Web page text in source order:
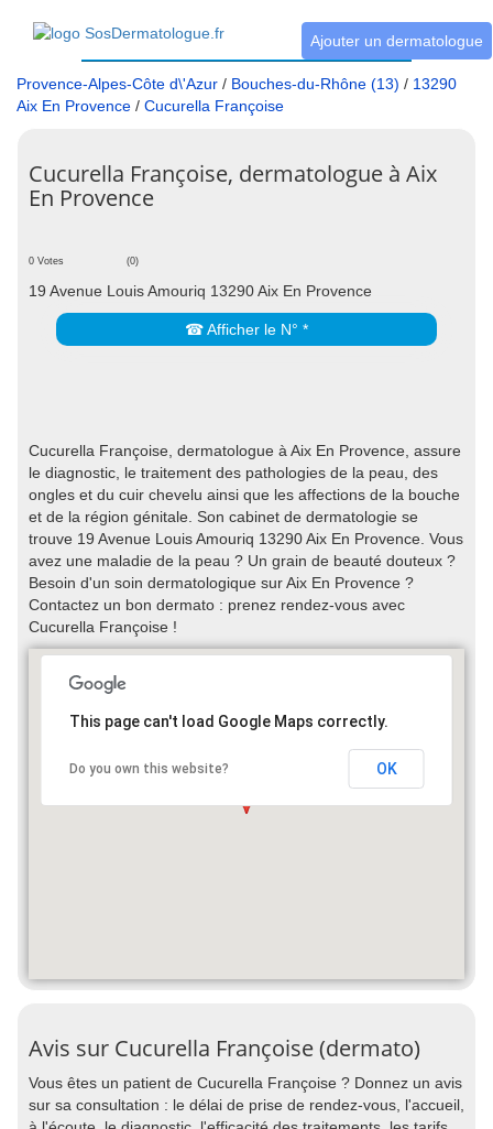
Ajouter un dermatologue
Provence-Alpes-Côte d\'Azur / Bouches-du-Rhône (13) / 13290
Aix En Provence / Cucurella Françoise
Cucurella Françoise, dermatologue à Aix
En Provence
0 Votes (0)
19 Avenue Louis Amouriq 13290 Aix En Provence
☎ Afficher le N° *
Cucurella Françoise, dermatologue à Aix En Provence, assure
le diagnostic, le traitement des pathologies de la peau, des
ongles et du cuir chevelu ainsi que les affections de la bouche
et de la région génitale. Son cabinet de dermatologie se
trouve 19 Avenue Louis Amouriq 13290 Aix En Provence. Vous
avez une maladie de la peau ? Un grain de beauté douteux ?
Besoin d'un soin dermatologique sur Aix En Provence ?
Contactez un bon dermato : prenez rendez-vous avec
Cucurella Françoise !
This page can't load Google Maps correctly.
Do you own this website? OK
Avis sur Cucurella Françoise (dermato)
Vous êtes un patient de Cucurella Françoise ? Donnez un avis
sur sa consultation : le délai de prise de rendez-vous, l'accueil,